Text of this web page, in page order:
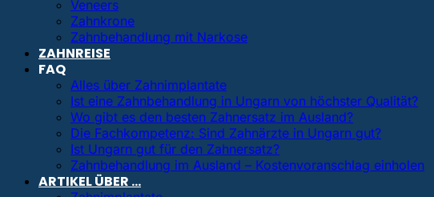
Veneers
Zahnkrone
Zahnbehandlung mit Narkose
ZAHNREISE
FAQ
Alles über Zahnimplantate
Ist eine Zahnbehandlung in Ungarn von höchster Qualität?
Wo gibt es den besten Zahnersatz im Ausland?
Die Fachkompetenz: Sind Zahnärzte in Ungarn gut?
Ist Ungarn gut für den Zahnersatz?
Zahnbehandlung im Ausland – Kostenvoranschlag einholen
ARTIKEL ÜBER …